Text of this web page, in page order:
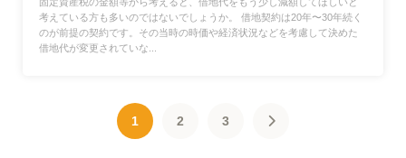
考えている方も多いのではないでしょうか。 借地契約は20年〜30年続く
のが前提の契約です。その当時の時価や経済状況などを考慮して決めた
借地代が変更されていな...
1 2 3